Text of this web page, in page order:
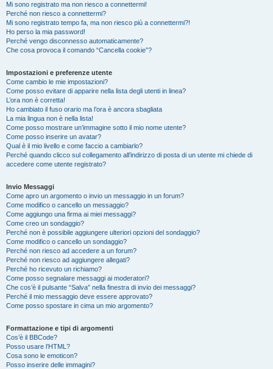
Mi sono registrato ma non riesco a connettermi!
Perché non riesco a connettermi?
Mi sono registrato tempo fa, ma non riesco più a connettermi?!
Ho perso la mia password!
Perché vengo disconnesso automaticamente?
Che cosa provoca il comando “Cancella cookie”?
Impostazioni e preferenze utente
Come cambio le mie impostazioni?
Come posso evitare di apparire nella lista degli utenti in linea?
L’ora non è corretta!
Ho cambiato il fuso orario ma l’ora è ancora sbagliata
La mia lingua non è nella lista!
Come posso mostrare un’immagine sotto il mio nome utente?
Come posso inserire un avatar?
Qual è il mio livello e come faccio a cambiarlo?
Perché quando clicco sul collegamento all’indirizzo di posta di un utente mi chiede di
accedere come utente registrato?
Invio Messaggi
Come apro un argomento o invio un messaggio in un forum?
Come modifico o cancello un messaggio?
Come aggiungo una firma ai miei messaggi?
Come creo un sondaggio?
Perché non è possibile aggiungere ulteriori opzioni del sondaggio?
Come modifico o cancello un sondaggio?
Perché non riesco ad accedere a un forum?
Perché non riesco ad aggiungere allegati?
Perché ho ricevuto un richiamo?
Come posso segnalare messaggi ai moderatori?
Che cos’è il pulsante “Salva” nella finestra di invio dei messaggi?
Perché il mio messaggio deve essere approvato?
Come posso spostare in cima un mio argomento?
Formattazione e tipi di argomenti
Cos’è il BBCode?
Posso usare l’HTML?
Cosa sono le emoticon?
Posso inserire delle immagini?